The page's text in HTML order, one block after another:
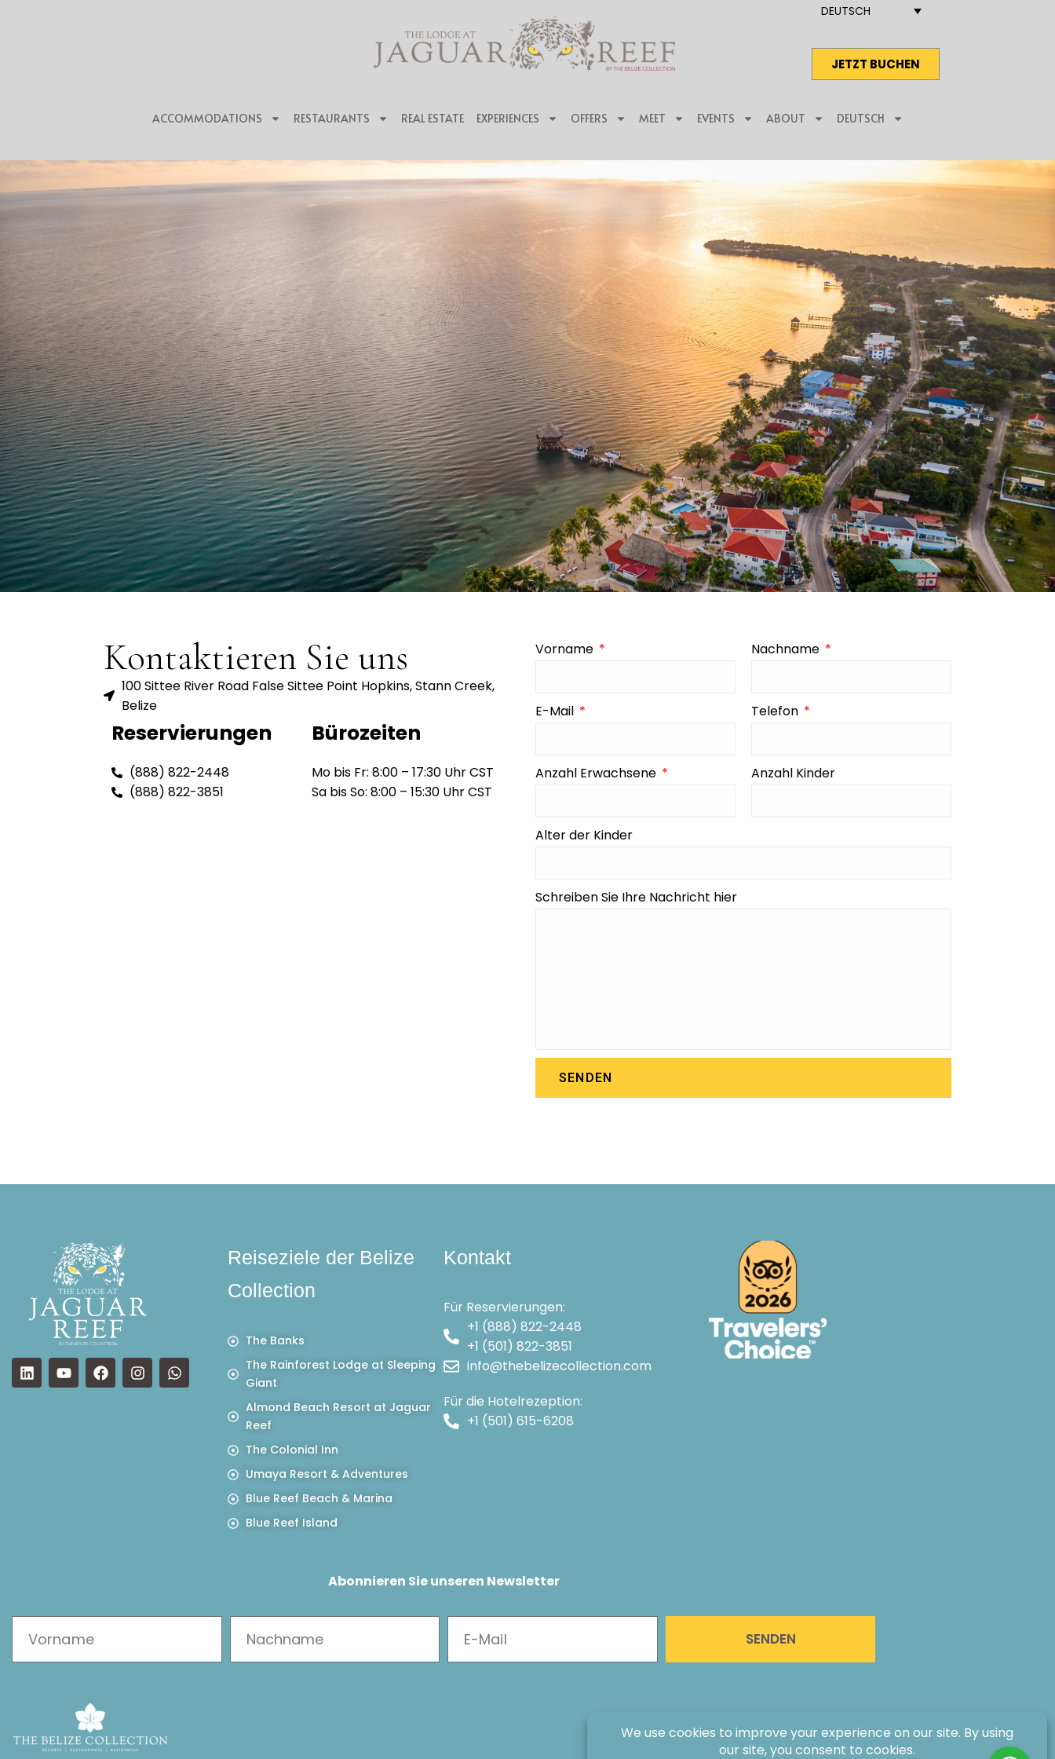
DEUTSCH
JETZT BUCHEN
ACCOMMODATIONS RESTAURANTS REAL ESTATE EXPERIENCES OFFERS MEET EVENTS ABOUT DEUTSCH
Kontaktieren Sie uns
100 Sittee River Road False Sittee Point Hopkins, Stann Creek,
Belize
Reservierungen Bürozeiten
(888) 822-2448
(888) 822-3851
Mo bis Fr: 8:00 – 17:30 Uhr CST
Sa bis So: 8:00 – 15:30 Uhr CST
Vorname Nachname
E-Mail Telefon
Anzahl Erwachsene Anzahl Kinder
Alter der Kinder
Schreiben Sie Ihre Nachricht hier
SENDEN
Reiseziele der Belize
Collection
The Banks
The Rainforest Lodge at Sleeping
Giant
Almond Beach Resort at Jaguar
Reef
The Colonial Inn
Umaya Resort & Adventures
Blue Reef Beach & Marina
Blue Reef Island
Kontakt
Für Reservierungen:
+1 (888) 822-2448
+1 (501) 822-3851
info@thebelizecollection.com
Für die Hotelrezeption:
+1 (501) 615-6208
Abonnieren Sie unseren Newsletter
SENDEN